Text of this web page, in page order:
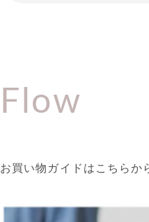
Flow
お買い物ガイドはこちらか